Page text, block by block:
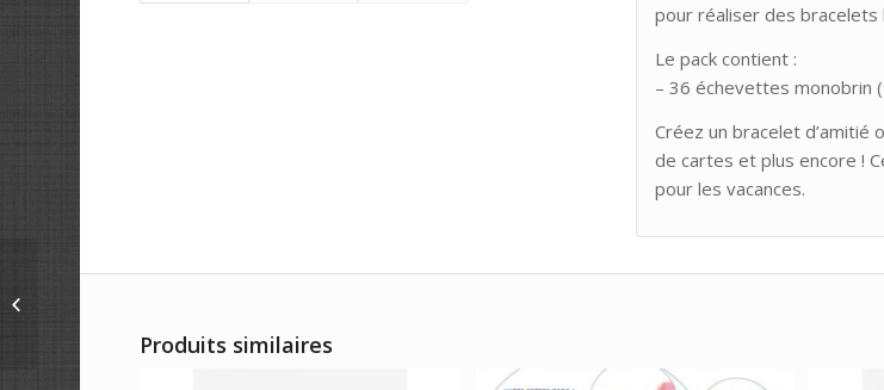
pour réaliser des bracelets
Le pack contient :
– 36 échevettes monobrin
Créez un bracelet d’amitié
de cartes et plus encore !
pour les vacances.
Produits similaires
PACK DE 36